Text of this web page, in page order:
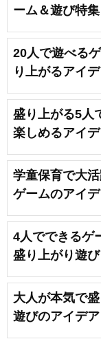
ーム＆遊び特集
20人で遊べる
り上がるアイ
盛り上がる5人
楽しめるアイ
学童保育で大
ゲームのアイ
4人でできるゲ
盛り上がり遊び
大人が本気で
遊びのアイデア